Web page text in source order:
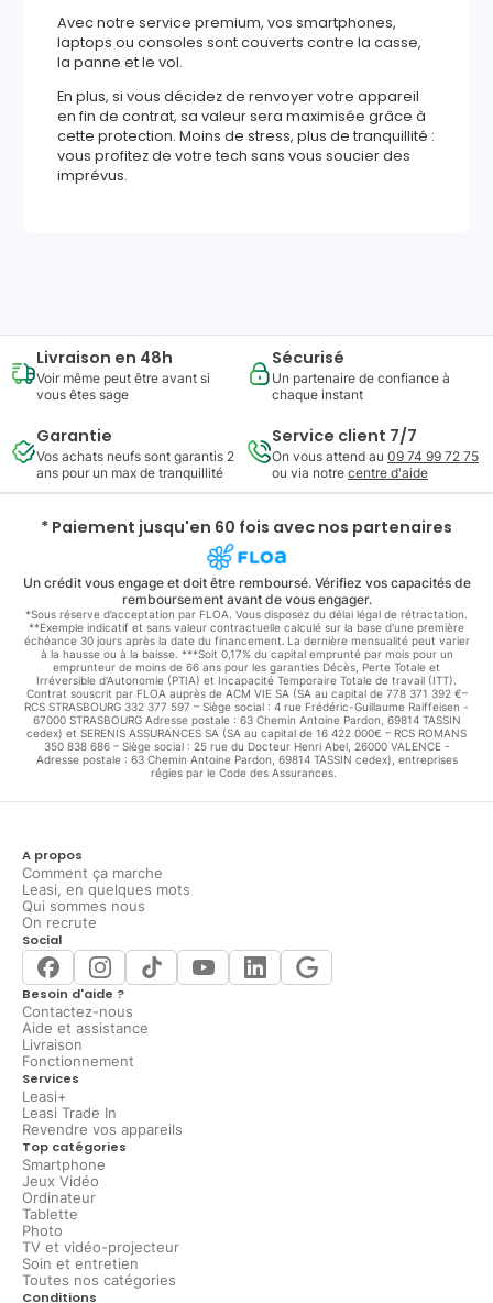
Avec notre service premium, vos smartphones,
laptops ou consoles sont couverts contre la casse,
la panne et le vol.
En plus, si vous décidez de renvoyer votre appareil
en fin de contrat, sa valeur sera maximisée grâce à
cette protection. Moins de stress, plus de tranquillité :
vous profitez de votre tech sans vous soucier des
imprévus.
Livraison en 48h
Voir même peut être avant si
vous êtes sage
Sécurisé
Un partenaire de confiance à
chaque instant
Garantie
Vos achats neufs sont garantis 2
ans pour un max de tranquillité
Service client 7/7
On vous attend au 09 74 99 72 75
ou via notre centre d'aide
* Paiement jusqu'en 60 fois avec nos partenaires
Un crédit vous engage et doit être remboursé. Vérifiez vos capacités de
remboursement avant de vous engager.
*Sous réserve d’acceptation par FLOA. Vous disposez du délai légal de rétractation.
**Exemple indicatif et sans valeur contractuelle calculé sur la base d'une première
échéance 30 jours après la date du financement. La dernière mensualité peut varier
à la hausse ou à la baisse. ***Soit 0,17% du capital emprunté par mois pour un
emprunteur de moins de 66 ans pour les garanties Décès, Perte Totale et
Irréversible d'Autonomie (PTIA) et Incapacité Temporaire Totale de travail (ITT).
Contrat souscrit par FLOA auprès de ACM VIE SA (SA au capital de 778 371 392 €–
RCS STRASBOURG 332 377 597 – Siège social : 4 rue Frédéric-Guillaume Raiffeisen -
67000 STRASBOURG Adresse postale : 63 Chemin Antoine Pardon, 69814 TASSIN
cedex) et SERENIS ASSURANCES SA (SA au capital de 16 422 000€ – RCS ROMANS
350 838 686 – Siège social : 25 rue du Docteur Henri Abel, 26000 VALENCE -
Adresse postale : 63 Chemin Antoine Pardon, 69814 TASSIN cedex), entreprises
régies par le Code des Assurances.
A propos
Comment ça marche
Leasi, en quelques mots
Qui sommes nous
On recrute
Social
Besoin d'aide ?
Contactez-nous
Aide et assistance
Livraison
Fonctionnement
Services
Leasi+
Leasi Trade In
Revendre vos appareils
Top catégories
Smartphone
Jeux Vidéo
Ordinateur
Tablette
Photo
TV et vidéo-projecteur
Soin et entretien
Toutes nos catégories
Conditions